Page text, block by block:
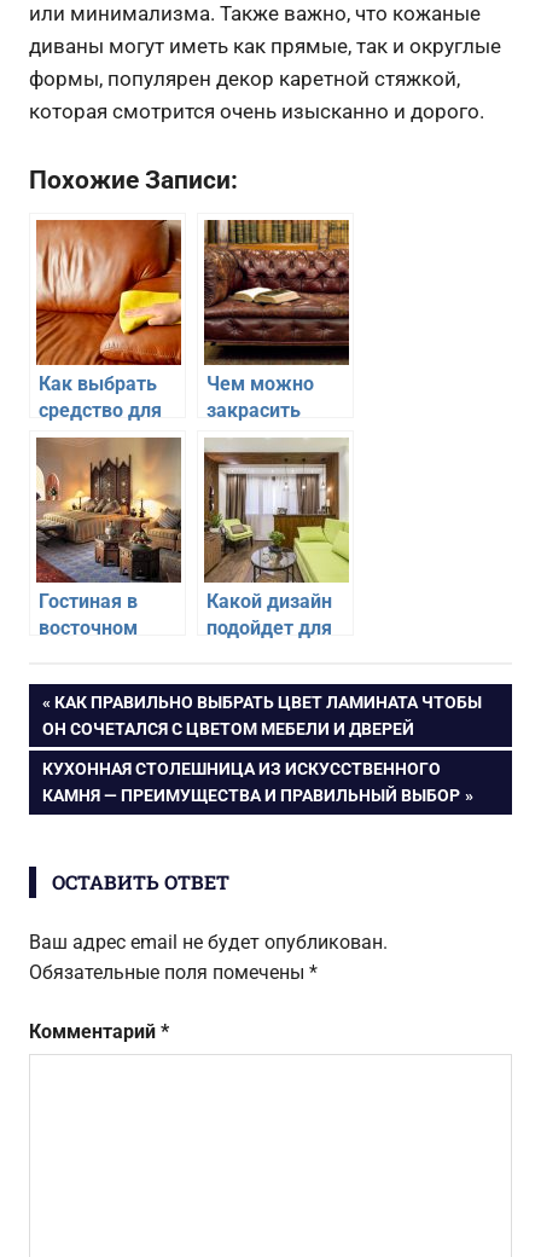
или минимализма. Также важно, что кожаные
диваны могут иметь как прямые, так и округлые
формы, популярен декор каретной стяжкой,
которая смотрится очень изысканно и дорого.
Похожие Записи:
Как выбрать
средство для
чистки
кожаной
мебели
Чем можно
закрасить
потертости на
кожаной
мебели
Гостиная в
восточном
интерьера
стильной
гостиной
Какой дизайн
подойдет для
балконным
блоком
Навигация
по
записям
ПРЕДЫДУЩАЯ
ЗАПИСЬ:
КАК ПРАВИЛЬНО ВЫБРАТЬ ЦВЕТ ЛАМИНАТА ЧТОБЫ
ОН СОЧЕТАЛСЯ С ЦВЕТОМ МЕБЕЛИ И ДВЕРЕЙ
СЛЕДУЮЩАЯ
ЗАПИСЬ:
КУХОННАЯ СТОЛЕШНИЦА ИЗ ИСКУССТВЕННОГО
КАМНЯ — ПРЕИМУЩЕСТВА И ПРАВИЛЬНЫЙ ВЫБОР
ОСТАВИТЬ ОТВЕТ
Ваш адрес email не будет опубликован.
Обязательные поля помечены *
Комментарий *